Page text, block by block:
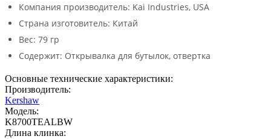
Компания производитель: Kai Industries, USA
Страна изготовитель: Китай
Вес: 79 гр
Содержит: Открывалка для бутылок, отвертка
Основные технические характеристики:
Производитель:
Kershaw
Модель:
K8700TEALBW
Длина клинка: